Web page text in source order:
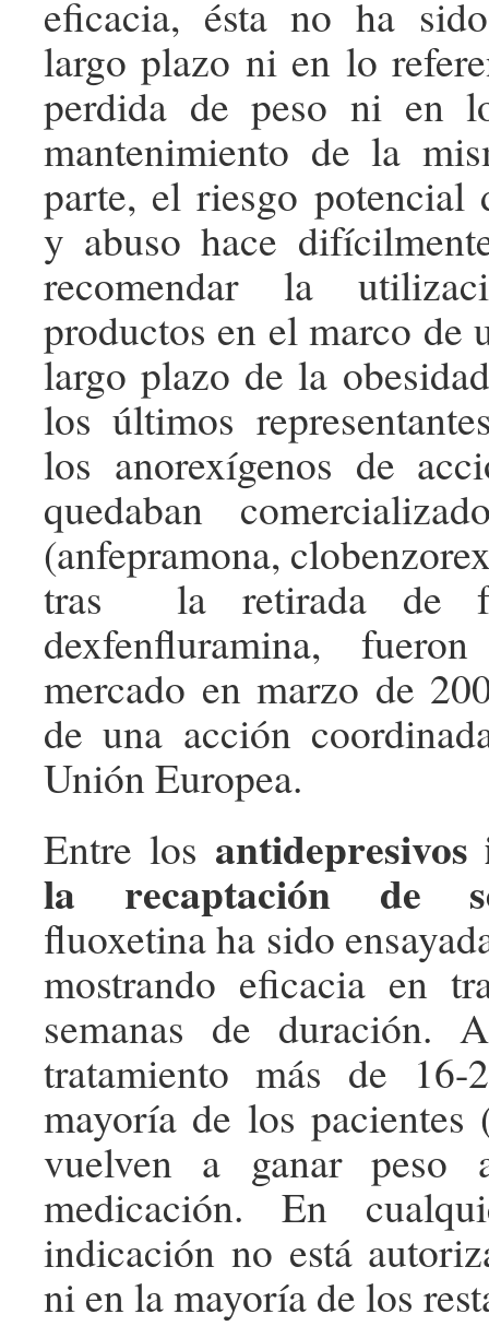
eficacia, ésta no ha
largo plazo ni en lo
perdida de peso ni en
mantenimiento de la
parte, el riesgo potencial
y abuso hace
recomendar la
productos en el marco de
largo plazo de la
los últimos
los anorexígenos de
quedaban
(anfepramona,
tras la retirada de
dexfenfluramina,
mercado en marzo de
de una acción
Unión Europea.
Entre los
la recaptación de
fluoxetina ha sido
mostrando eficacia en
semanas de duración.
tratamiento más de 16-
mayoría de los pacientes
vuelven a ganar peso
medicación. En
indicación no está
ni en la mayoría de los